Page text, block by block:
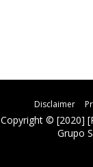
Disclaimer
Copyright © [2020]
Grupo